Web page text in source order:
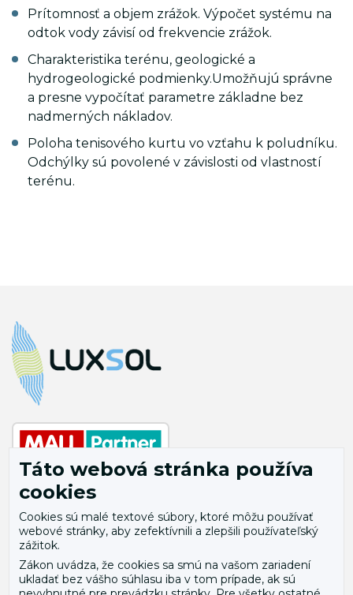
Prítomnosť a objem zrážok. Výpočet systému na
odtok vody závisí od frekvencie zrážok.
Charakteristika terénu, geologické a
hydrogeologické podmienky.Umožňujú správne
a presne vypočítať parametre základne bez
nadmerných nákladov.
Poloha tenisového kurtu vo vzťahu k poludníku.
Odchýlky sú povolené v závislosti od vlastností
terénu.
Úvod
O nás
Novinky
Doprava a platba
Obchodné podmienky
Politika ochrany
osobných údajov
Táto webová stránka používa
cookies
Cookies sú malé textové súbory, ktoré môžu používať
webové stránky, aby zefektívnili a zlepšili používateľský
zážitok.
Zákon uvádza, že cookies sa smú na vašom zariadení
ukladať bez vášho súhlasu iba v tom prípade, ak sú
_ym_d .luxsol.sk
_ym_uid .luxsol.sk
_ym_visorc_*